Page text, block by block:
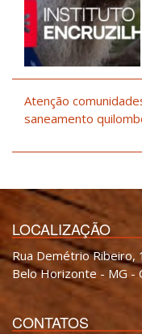
Atenção
saneamento
LOCALIZAÇÃO
Rua Demétrio Ribeiro,
Belo Horizonte - MG -
CONTATOS